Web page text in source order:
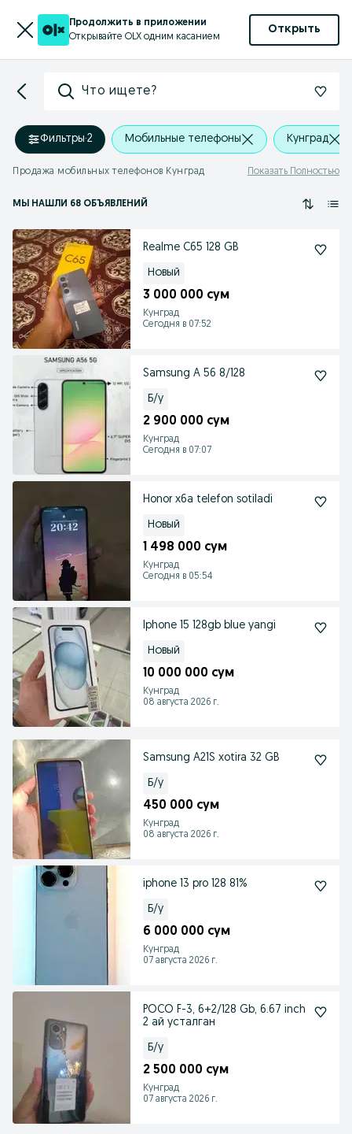
Продолжить в приложении
Открывайте OLX одним касанием
Открыть
Что ищете?
Фильтры·2 Мобильные телефоны Кунград
Продажа мобильных телефонов Кунград Показать Полностью
МЫ НАШЛИ 68 ОБЪЯВЛЕНИЙ
Realme C65 128 GB
Новый
3 000 000 сум
Кунград
Сегодня в 07:52
Samsung A 56 8/128
Б/у
2 900 000 сум
Кунград
Сегодня в 07:07
Honor x6a telefon sotiladi
Новый
1 498 000 сум
Кунград
Сегодня в 05:54
Iphone 15 128gb blue yangi
Новый
10 000 000 сум
Кунград
08 августа 2026 г.
Samsung A21S xotira 32 GB
Б/у
450 000 сум
Кунград
08 августа 2026 г.
iphone 13 pro 128 81%
Б/у
6 000 000 сум
Кунград
07 августа 2026 г.
POCO F-3, 6+2/128 Gb, 6.67 inch
2 ай усталган
Б/у
2 500 000 сум
Кунград
07 августа 2026 г.